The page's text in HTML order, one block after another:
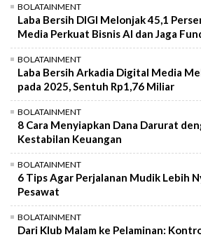
BOLATAINMENT
Laba Bersih DIGI Melonjak 45,1
Media Perkuat Bisnis AI dan Jaga
BOLATAINMENT
Laba Bersih Arkadia Digital Media
pada 2025, Sentuh Rp1,76 Miliar
BOLATAINMENT
8 Cara Menyiapkan Dana Darurat
Kestabilan Keuangan
BOLATAINMENT
6 Tips Agar Perjalanan Mudik Lebih
Pesawat
BOLATAINMENT
Dari Klub Malam ke Pelaminan: